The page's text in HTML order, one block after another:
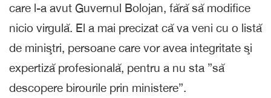
care l-a avut Guvernul Bolojan, fără să modifice
nicio virgulă. El a mai precizat că va veni cu o listă
de miniştri, persoane care vor avea integritate şi
expertiză profesională, pentru a nu sta ”să
descopere birourile prin ministere”.